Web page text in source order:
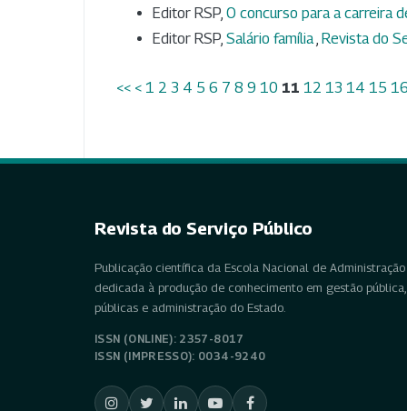
Editor RSP, O concurso para a carreira
Editor RSP, Salário família, Revista do
<< < 1 2 3 4 5 6 7 8 9 10 11 12 13 14 15
Revista do Serviço Público
Publicação científica da Escola Nacional de
dedicada à produção de conhecimento em gestão
públicas e administração do Estado.
ISSN (ONLINE): 2357-8017
ISSN (IMPRESSO): 0034-9240